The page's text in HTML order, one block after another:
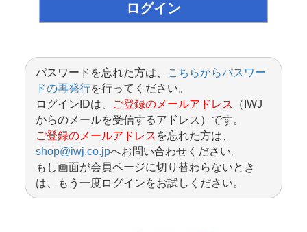
パスワードを忘れた方は、
こちらからパスワー
ドの再発行を行ってください。
ログインIDは、
ご登録のメールアドレス
（IWJ
からのメールを受信するアドレス）です。
ご登録のメールアドレス を忘れた方は、
shop@iwj.co.jpへお問い合わせください。
もし画面が会員ページに切り替わらないとき
は、もう一度ログインをお試しください。